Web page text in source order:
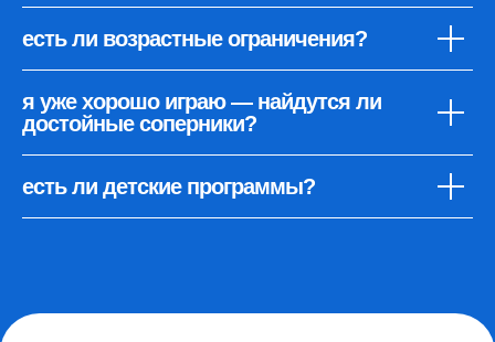
есть ли возрастные ограничения?
я уже хорошо играю — найдутся ли
достойные соперники?
есть ли детские программы?
Ярославль
возраст:23 года
взрослые, дети, групповые
любимый удар: бекхэнд